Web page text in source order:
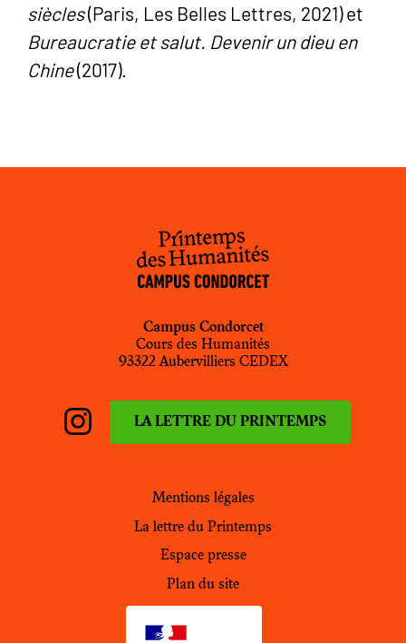
siècles(Paris, Les Belles Lettres, 2021) et
Bureaucratie et salut. Devenir un dieu en
Chine(2017).
Campus Condorcet
Cours des Humanités
93322 Aubervilliers CEDEX
Instagram
LA LETTRE DU PRINTEMPS
Mentions légales
La lettre du Printemps
Espace presse
Plan du site